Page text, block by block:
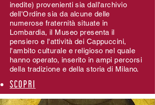
inedite) provenienti sia dall'archivio
dell'Ordine sia da alcune delle
numerose fraternità situate in
Lombardia, il Museo presenta il
pensiero e l'attività dei Cappuccini,
l'ambito culturale e religioso nel quale
hanno operato, inserito in ampi percorsi
della tradizione e della storia di Milano.
SCOPRI
PRENOTA UNA VISITA